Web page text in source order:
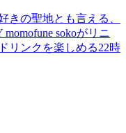
きの聖地とも言える、
sokoがリニ
リンクを楽しめる22時